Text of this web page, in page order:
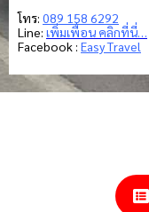
โทร: 089 158 6292
Line: เพิ่มเพื่อน คลิกที่นี่…
Facebook : Easy Travel